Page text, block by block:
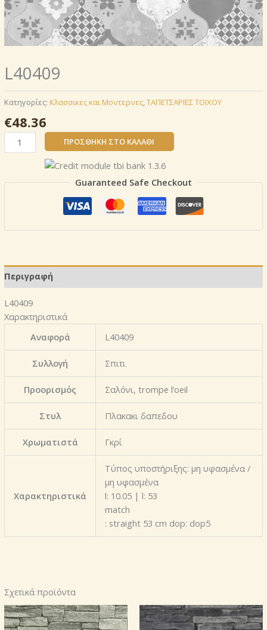
L40409
Κατηγορίες: Κλασσικες και Μοντερνες,ΤΑΠΕΤΣΑΡΙΕΣ ΤΟΙΧΟΥ
€48.36
L40409
ποσότητα
ΠΡΟΣΘΉΚΗ ΣΤΟ ΚΑΛΆΘΙ
Guaranteed Safe Checkout
Περιγραφή
L40409
Χαρακτηριστικά
Αναφορά
L40409
Συλλογή Σπιτι
Προορισμός Σαλόνι, trompe l’oeil
Στυλ Πλακακι δαπεδου
Χρωματιστά Γκρί
Χαρακτηριστικά
Τύπος υποστήριξης: μη υφασμένα /
μη υφασμένα
l: 10.05 | l: 53
match
: straight 53 cm dop: dop5
Σχετικά προϊόντα